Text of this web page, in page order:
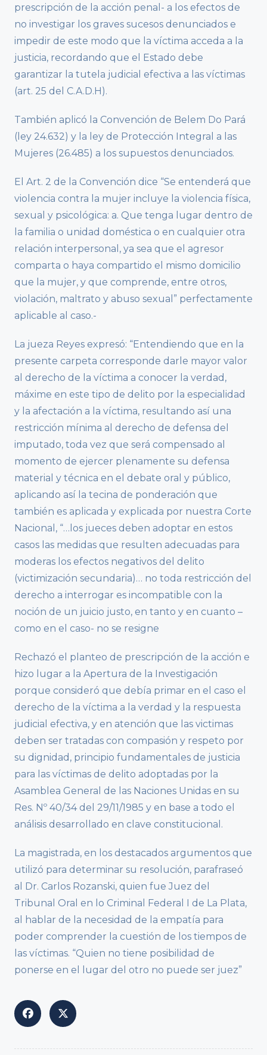
prescripción de la acción penal- a los efectos de
no investigar los graves sucesos denunciados e
impedir de este modo que la víctima acceda a la
justicia, recordando que el Estado debe
garantizar la tutela judicial efectiva a las víctimas
(art. 25 del C.A.D.H).
También aplicó la Convención de Belem Do Pará
(ley 24.632) y la ley de Protección Integral a las
Mujeres (26.485) a los supuestos denunciados.
El Art. 2 de la Convención dice “Se entenderá que
violencia contra la mujer incluye la violencia física,
sexual y psicológica: a. Que tenga lugar dentro de
la familia o unidad doméstica o en cualquier otra
relación interpersonal, ya sea que el agresor
comparta o haya compartido el mismo domicilio
que la mujer, y que comprende, entre otros,
violación, maltrato y abuso sexual” perfectamente
aplicable al caso.-
La jueza Reyes expresó: “Entendiendo que en la
presente carpeta corresponde darle mayor valor
al derecho de la víctima a conocer la verdad,
máxime en este tipo de delito por la especialidad
y la afectación a la víctima, resultando así una
restricción mínima al derecho de defensa del
imputado, toda vez que será compensado al
momento de ejercer plenamente su defensa
material y técnica en el debate oral y público,
aplicando así la tecina de ponderación que
también es aplicada y explicada por nuestra Corte
Nacional, “…los jueces deben adoptar en estos
casos las medidas que resulten adecuadas para
moderas los efectos negativos del delito
(victimización secundaria)… no toda restricción del
derecho a interrogar es incompatible con la
noción de un juicio justo, en tanto y en cuanto –
como en el caso- no se resigne
Rechazó el planteo de prescripción de la acción e
hizo lugar a la Apertura de la Investigación
porque consideró que debía primar en el caso el
derecho de la víctima a la verdad y la respuesta
judicial efectiva, y en atención que las victimas
deben ser tratadas con compasión y respeto por
su dignidad, principio fundamentales de justicia
para las víctimas de delito adoptadas por la
Asamblea General de las Naciones Unidas en su
Res. Nº 40/34 del 29/11/1985 y en base a todo el
análisis desarrollado en clave constitucional.
La magistrada, en los destacados argumentos que
utilizó para determinar su resolución, parafraseó
al Dr. Carlos Rozanski, quien fue Juez del
Tribunal Oral en lo Criminal Federal I de La Plata,
al hablar de la necesidad de la empatía para
poder comprender la cuestión de los tiempos de
las víctimas. “Quien no tiene posibilidad de
ponerse en el lugar del otro no puede ser juez”